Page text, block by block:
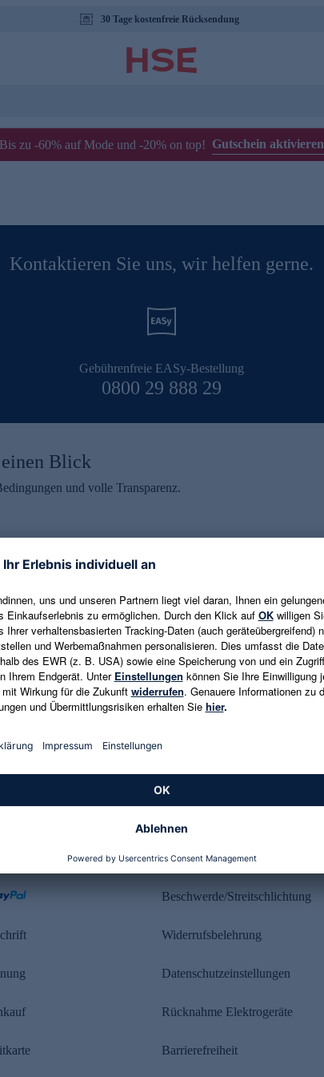
30 Tage kostenfreie Rücksendung
Bis zu -60% auf Mode und -20% on top! Gutschein aktivieren
Kontaktieren Sie uns, wir helfen gerne.
Gebührenfreie EASy-Bestellung
0800 29 888 29
Blick
und volle Transparenz.
und aktuelle Trends,
Als Dankeschön
ist jederzeit in
E-Mail-Adresse eingeben
Es gelten die Datenschutzrichtlinien
Rechtliches
Beschwerde/Streitschlichtung
Widerrufsbelehrung
Datenschutzeinstellungen
Rücknahme Elektrogeräte
Barrierefreiheit